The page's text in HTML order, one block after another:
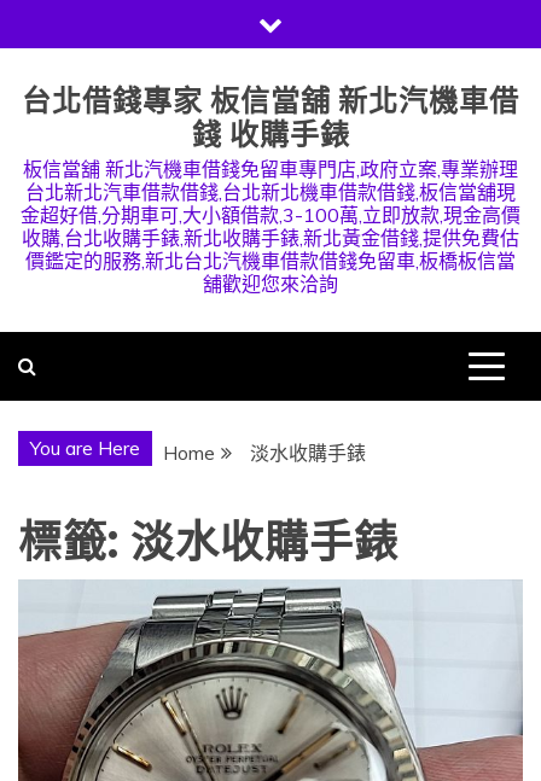
to
content
台北借錢專家 板信當舖 新北汽機車借
錢 收購手錶
板信當舖 新北汽機車借錢免留車專門店,政府立案,專業辦理
台北新北汽車借款借錢,台北新北機車借款借錢,板信當舖現
金超好借,分期車可,大小額借款,3-100萬,立即放款,現金高價
收購,台北收購手錶,新北收購手錶,新北黃金借錢,提供免費估
價鑑定的服務,新北台北汽機車借款借錢免留車,板橋板信當
舖歡迎您來洽詢
You are Here Home 淡水收購手錶
標籤: 淡水收購手錶